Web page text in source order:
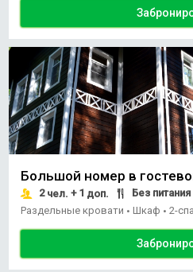
Большой номер в
2чел. + 1 доп.
Без питания
Раздельные кровати • Шкаф • 2-